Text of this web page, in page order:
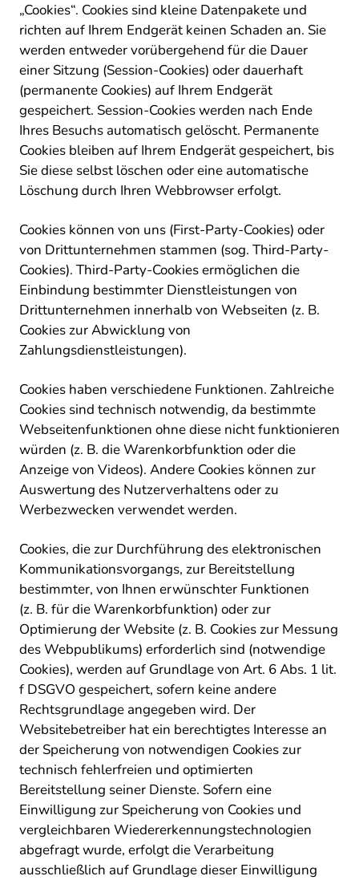
„Cookies“. Cookies sind kleine Datenpakete und
richten auf Ihrem Endgerät keinen Schaden an. Sie
werden entweder vorübergehend für die Dauer
einer Sitzung (Session-Cookies) oder dauerhaft
(permanente Cookies) auf Ihrem Endgerät
gespeichert. Session-Cookies werden nach Ende
Ihres Besuchs automatisch gelöscht. Permanente
Cookies bleiben auf Ihrem Endgerät gespeichert, bis
Sie diese selbst löschen oder eine automatische
Löschung durch Ihren Webbrowser erfolgt.
Cookies können von uns (First-Party-Cookies) oder
von Drittunternehmen stammen (sog. Third-Party-
Cookies). Third-Party-Cookies ermöglichen die
Einbindung bestimmter Dienstleistungen von
Drittunternehmen innerhalb von Webseiten (z. B.
Cookies zur Abwicklung von
Zahlungsdienstleistungen).
Cookies haben verschiedene Funktionen. Zahlreiche
Cookies sind technisch notwendig, da bestimmte
Webseitenfunktionen ohne diese nicht funktionieren
würden (z. B. die Warenkorbfunktion oder die
Anzeige von Videos). Andere Cookies können zur
Auswertung des Nutzerverhaltens oder zu
Werbezwecken verwendet werden.
Cookies, die zur Durchführung des elektronischen
Kommunikationsvorgangs, zur Bereitstellung
bestimmter, von Ihnen erwünschter Funktionen
(z. B. für die Warenkorbfunktion) oder zur
Optimierung der Website (z. B. Cookies zur Messung
des Webpublikums) erforderlich sind (notwendige
Cookies), werden auf Grundlage von Art. 6 Abs. 1 lit.
f DSGVO gespeichert, sofern keine andere
Rechtsgrundlage angegeben wird. Der
Websitebetreiber hat ein berechtigtes Interesse an
der Speicherung von notwendigen Cookies zur
technisch fehlerfreien und optimierten
Bereitstellung seiner Dienste. Sofern eine
Einwilligung zur Speicherung von Cookies und
vergleichbaren Wiedererkennungstechnologien
abgefragt wurde, erfolgt die Verarbeitung
ausschließlich auf Grundlage dieser Einwilligung